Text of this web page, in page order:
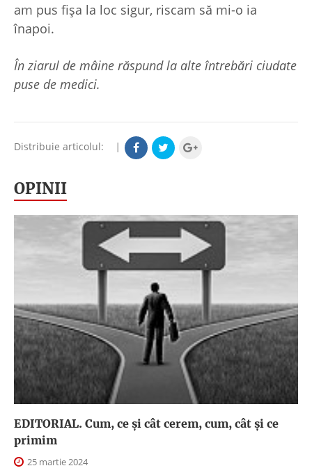
am pus fișa la loc sigur, riscam să mi-o ia
înapoi.
În ziarul de mâine răspund la alte întrebări ciudate
puse de medici.
Distribuie articolul: |
OPINII
EDITORIAL. Cum, ce şi cât cerem, cum, cât şi ce
primim
25 martie 2024